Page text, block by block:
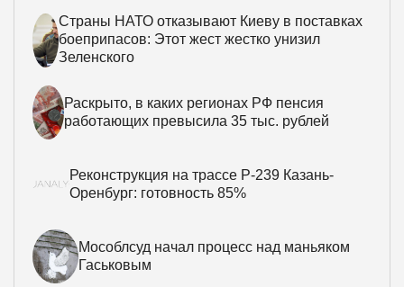
Страны НАТО отказывают Киеву в поставках
боеприпасов: Этот жест жестко унизил
Зеленского
Раскрыто, в каких регионах РФ пенсия
работающих превысила 35 тыс. рублей
Реконструкция на трассе Р-239 Казань-
Оренбург: готовность 85%
Мособлсуд начал процесс над маньяком
Гаськовым